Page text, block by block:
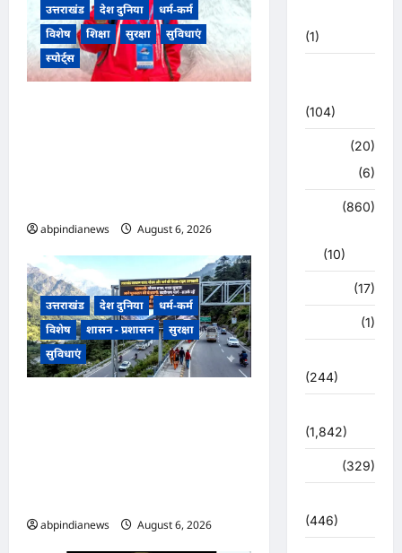
उत्तराखंड देश दुनिया
धर्म-कर्म
विशेष
शिक्षा सुरक्षा
सुविधाएं
स्पोर्ट्स
abpindianews August 6, 2026
उत्तराखंड देश दुनिया
धर्म-कर्म
विशेष
शासन - प्रशासन
सुरक्षा
सुविधाएं
abpindianews August 6, 2026
(1)
(104)
(20)
(6)
(860)
(10)
(17)
(1)
(244)
(1,842)
(329)
(446)